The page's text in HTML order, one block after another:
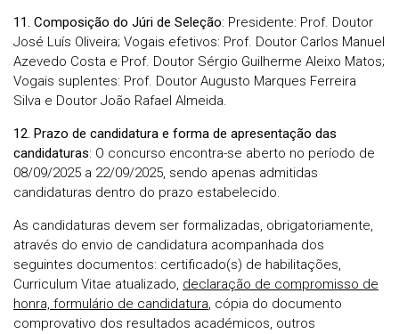
11. Composição do Júri de Seleção: Presidente: Prof. Doutor
José Luís Oliveira; Vogais efetivos: Prof. Doutor Carlos Manuel
Azevedo Costa e Prof. Doutor Sérgio Guilherme Aleixo Matos;
Vogais suplentes: Prof. Doutor Augusto Marques Ferreira
Silva e Doutor João Rafael Almeida.
12. Prazo de candidatura e forma de apresentação das
candidaturas: O concurso encontra-se aberto no período de
08/09/2025 a 22/09/2025, sendo apenas admitidas
candidaturas dentro do prazo estabelecido.
As candidaturas devem ser formalizadas, obrigatoriamente,
através do envio de candidatura acompanhada dos
seguintes documentos: certificado(s) de habilitações,
Curriculum Vitae atualizado, declaração de compromisso de
honra, formulário de candidatura, cópia do documento
comprovativo dos resultados académicos, outros